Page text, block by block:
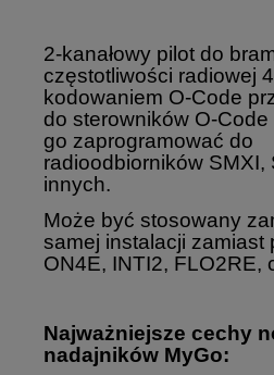
2-kanałowy pilot do
częstotliwości radiowej
kodowaniem O-Code
do sterowników O-
go zaprogramować do
radioodbiorników SMXI,
innych.
Może być stosowany
samej instalacji zamiast
ON4E, INTI2, FLO2RE,
Najważniejsze cechy
nadajników MyGo: